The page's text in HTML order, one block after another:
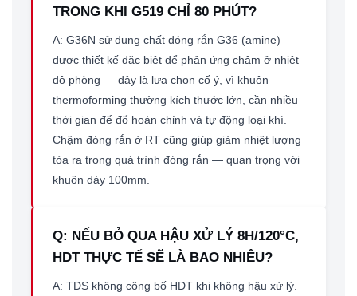
TRONG KHI G519 CHỈ 80 PHÚT?
A: G36N sử dụng chất đóng rắn G36 (amine)
được thiết kế đặc biệt để phản ứng chậm ở nhiệt
độ phòng — đây là lựa chọn cố ý, vì khuôn
thermoforming thường kích thước lớn, cần nhiều
thời gian để đổ hoàn chỉnh và tự động loại khí.
Chậm đóng rắn ở RT cũng giúp giảm nhiệt lượng
tỏa ra trong quá trình đóng rắn — quan trọng với
khuôn dày 100mm.
Q: NẾU BỎ QUA HẬU XỬ LÝ 8H/120°C,
HDT THỰC TẾ SẼ LÀ BAO NHIÊU?
A: TDS không công bố HDT khi không hậu xử lý.